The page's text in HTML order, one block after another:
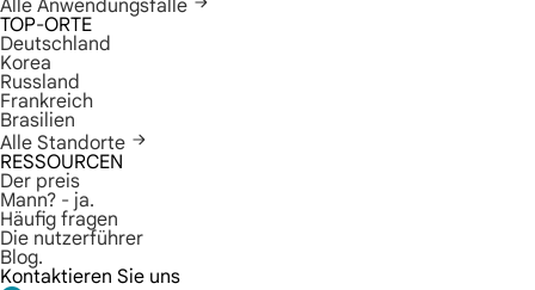
Alle Anwendungsfälle
TOP-ORTE
Deutschland
Korea
Russland
Frankreich
Brasilien
Alle Standorte
RESSOURCEN
Der preis
Mann? - ja.
Häufig fragen
Die nutzerführer
Blog.
Kontaktieren Sie uns